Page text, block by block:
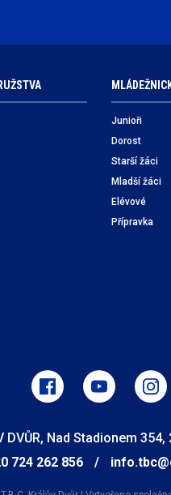
Junioři
Dorost
Starší žáci
Mladší žáci
Elévové
Přípravka
DVŮR, Nad Stadionem
724 262 856
/